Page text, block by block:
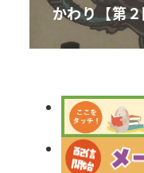
かわり【第